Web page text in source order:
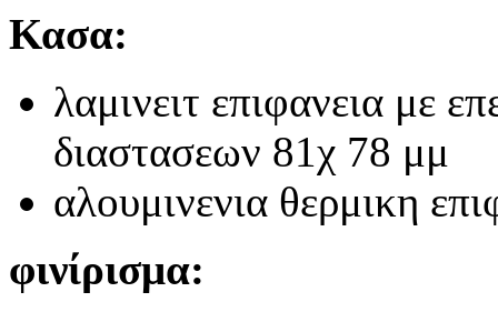
Κασα:
λαμινειτ επιφανεια με
διαστασεων 81χ 78 μμ
αλουμινενια θερμικη
φινίρισμα: